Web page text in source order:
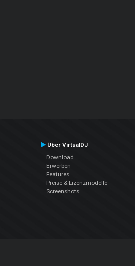
Über VirtualDJ
Download
Erwerben
Features
Preise & Lizenzmodelle
Screenshots